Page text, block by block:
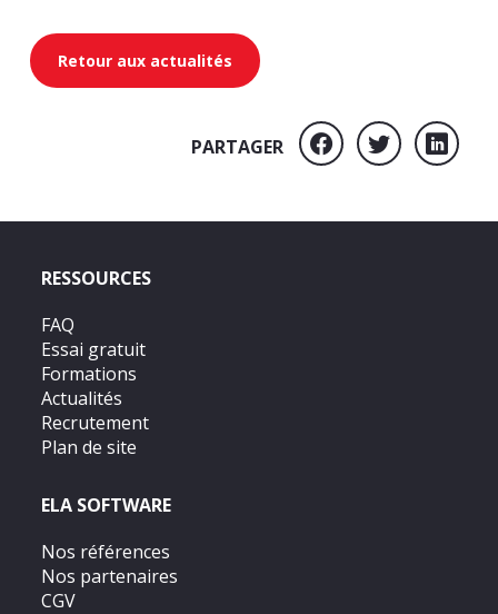
Retour aux actualités
PARTAGER
RESSOURCES
FAQ
Essai gratuit
Formations
Actualités
Recrutement
Plan de site
ELA SOFTWARE
Nos références
Nos partenaires
CGV